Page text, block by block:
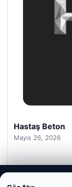
Prenses Night
Nisan 29, 2026